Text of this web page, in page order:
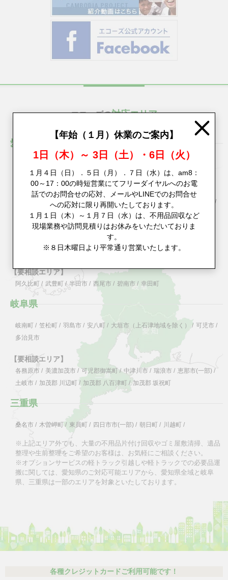
エコーズの対応エリア
愛知県
千種区 / 東区 北区 西区 / 中村区/ 中区 / 昭和区/ 瑞穂区/ 熱田区
中川区
南区 守山区/ 緑区 / 名東区 /
天白区
/ 稲沢市/ 犬山市/ 岩倉市 / 春日井市/ 尾張旭市
/
清須市
江南市 小牧市/ 瀬戸市 / 知多市 / 津島市/ 東海市/ 常滑市
豊明市/ 日進市/ 北名古屋市/ あま市/ みよし市/ 東郷町/ 長久手市
/ 大口町
刈谷市 / 高浜市/ 知立市/ 豊田市 /
【要相談エリア】
阿久比町 / 武豊町 / 半田市 / 西尾市 / 碧南市 / 幸田町
岐阜県
岐南町 / 笠松町 / 羽島市 / 安八町 / 大垣市（上石津地域を除く） / 可児市 /
多治見市
【要相談エリア】
各務原市 / 美濃加茂市 / 可児郡御嵩町/ 中津川市 / 瑞浪市 / 恵那市(一部) /
土岐市 / 加茂郡 川辺町 / 加茂郡 八百津町 / 加茂郡 坂祝町
三重県
桑名市 / 木曽岬町/ 東員町 / 四日市市(一部) / 朝日町 / 川越町 /
※上記エリア外でも、大量の不用品片付け回収やゴミ屋敷清掃、遺品
整理や生前整理をご希望のお客様は、お気軽にご相談ください。
※オプションサービスの軽トラック引越しや軽トラックでの必要品運
搬に関しては、愛知県のご対応可能エリアから、愛知県全域と岐阜
県、三重県は一部のエリアを対象といたしております。
各種クレジットカードご利用可能です！
【年始（１月）休業のご案内】
1日（木）～ 3日（土）・6日（火）
１月４日（日）．５日（月）．７日（水）は、am8：
00～17：00の時短営業にてフリーダイヤルへのお電
話でのお問合せの応対、メールやLINEでのお問合せ
への応対に限り再開いたしております。
１月１日（木）～１月７日（水）は、不用品回収など
現場業務や訪問見積りはお休みをいただいておりま
す。
※８日木曜日より平常通り営業いたします。
Close